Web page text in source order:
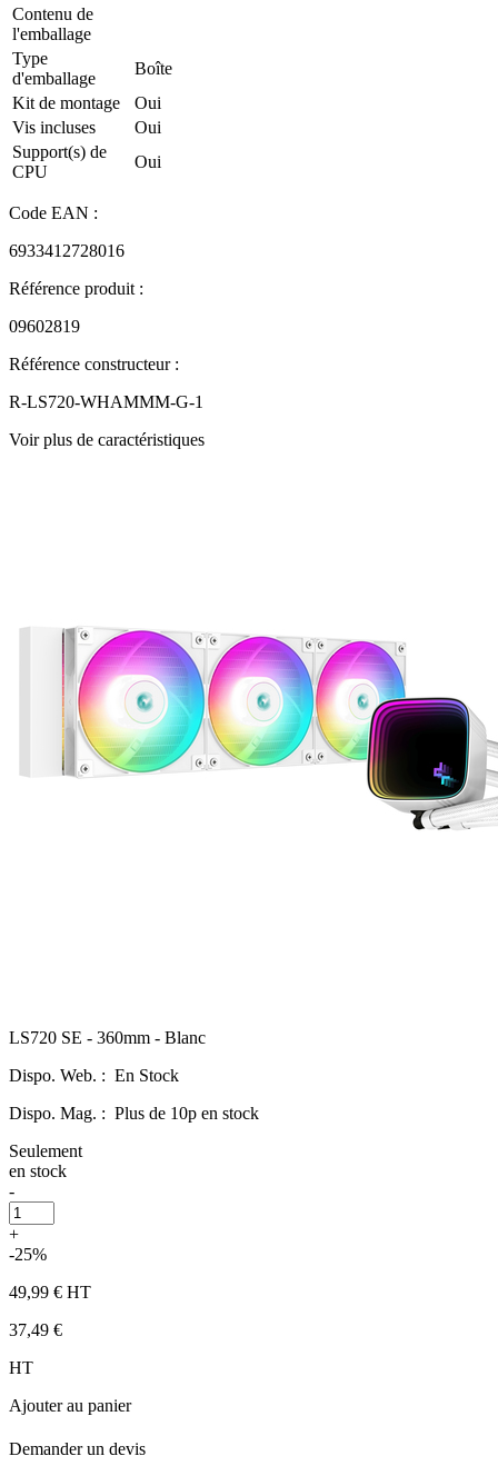
Contenu de
l'emballage
Type
d'emballage
Boîte
Kit de montage
Oui
Vis incluses
Oui
Support(s) de
CPU
Oui
Code EAN :
6933412728016
Référence produit :
09602819
Référence constructeur :
R-LS720-WHAMMM-G-1
Voir plus de caractéristiques
LS720 SE - 360mm - Blanc
Dispo. Web. : En Stock
Dispo. Mag. : Plus de 10p en stock
Seulement
en stock
-
+
-25%
49,99 € HT
37,49 €
HT
Ajouter au panier
Demander un devis